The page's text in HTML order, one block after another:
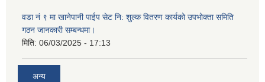
वडा नं ९ मा खानेपानी पाईप सेट नि: शुल्क वितरण कार्यको उपभोक्ता समिति
गठन जानकारी सम्बन्धमा।
मिति: 06/03/2025 - 17:13
अन्य